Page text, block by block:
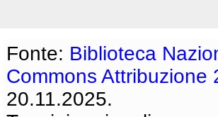
Fonte: Biblioteca
Commons Attribuzione
20.11.2025.